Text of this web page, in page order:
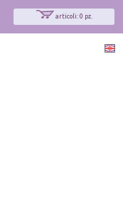
articoli: 0 pz.